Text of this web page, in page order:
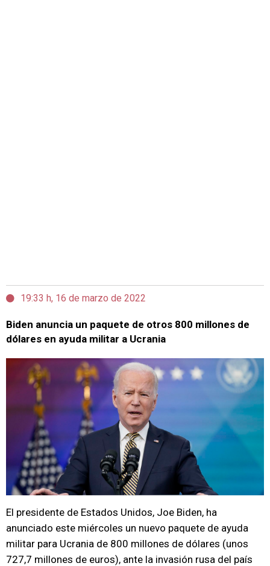
19:33 h, 16 de marzo de 2022
Biden anuncia un paquete de otros 800 millones de
dólares en ayuda militar a Ucrania
El presidente de Estados Unidos, Joe Biden, ha
anunciado este miércoles un nuevo paquete de ayuda
militar para Ucrania de 800 millones de dólares (unos
727,7 millones de euros), ante la invasión rusa del país